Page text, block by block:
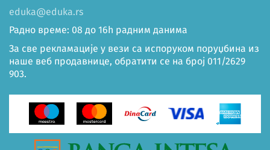
eduka@eduka.rs
Радно време: 08 до 16h радним данима
За све рекламације у вези са испоруком поруџбина из
наше веб продавнице, обратити се на број 011/2629
903.